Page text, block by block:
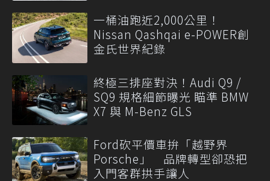
一桶油跑近2,000公里！
Nissan Qashqai e-POWER創
金氏世界紀錄
終極三排座對決！Audi Q9 /
SQ9 規格細節曝光 瞄準 BMW
X7 與 M-Benz GLS
Ford砍平價車拚「越野界
Porsche」 品牌轉型卻恐把
入門客群拱手讓人